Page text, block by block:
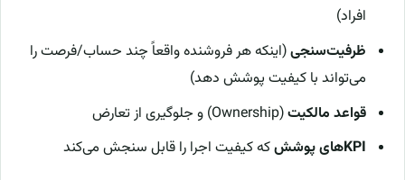
افراد)
ظرفیت‌سنجی(اینکه هر فروشنده واقعاً چند حساب/فرصت را
می‌تواند با کیفیت پوشش دهد)
قواعد مالکیت(Ownership) و جلوگیری از تعارض
KPIهای پوشش
که کیفیت اجرا را قابل سنجش می‌کند